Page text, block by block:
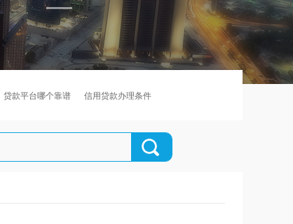
贷款平台哪个靠谱 信用贷款办理条件